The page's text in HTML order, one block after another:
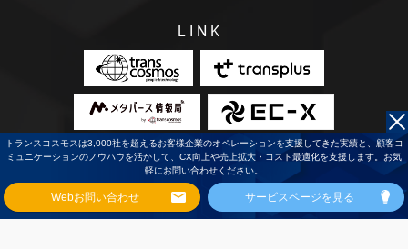
LINK
（C）Copyright2026 Cotra All Rights Reserved.
トランスコスモスは3,000社を超えるお客様企業のオペレーションを支援してきた実績と、顧客コ
ミュニケーションのノウハウを活かして、CX向上や売上拡大・コスト最適化を支援します。お気
軽にお問い合わせください。
Webお問い合わせ サービスページを見る